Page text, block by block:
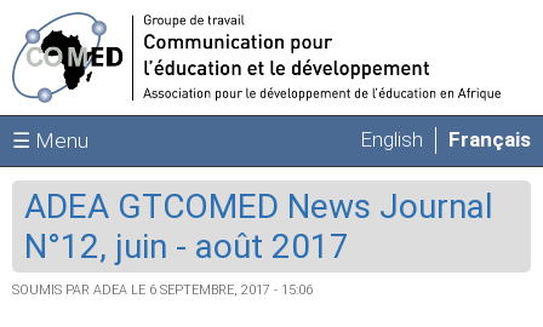
Aller au contenu principal
English Français
☰ Menu
ADEA GTCOMED News Journal
N°12, juin - août 2017
SOUMIS PAR ADEA LE 6 SEPTEMBRE, 2017 - 15:06